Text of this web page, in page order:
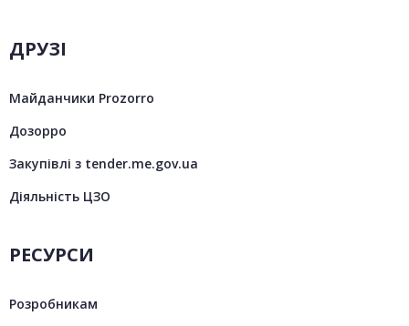
ДРУЗІ
Майданчики Prozorro
Дозорро
Закупівлі з tender.me.gov.ua
Діяльність ЦЗО
РЕСУРСИ
Розробникам